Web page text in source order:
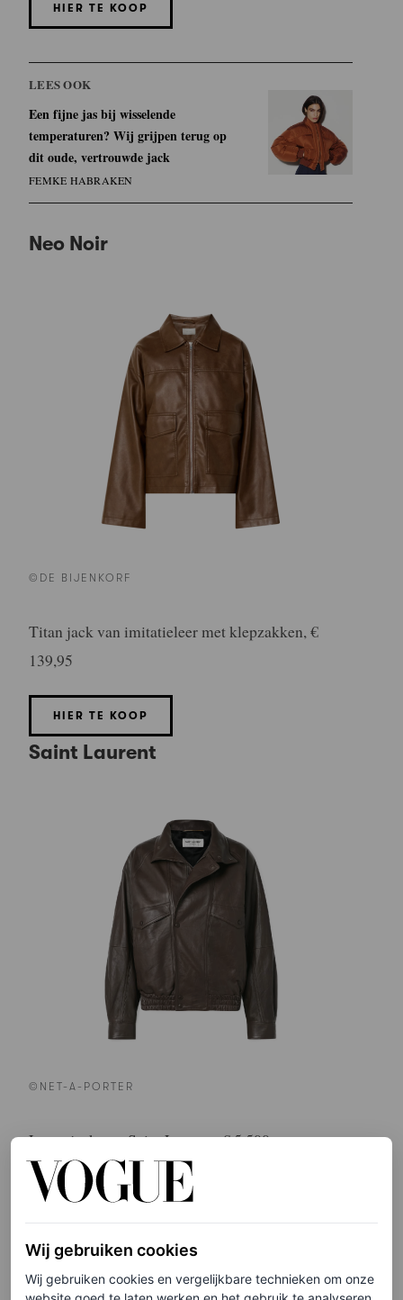
HIER TE KOOP
LEES OOK
Een fijne jas bij wisselende
temperaturen? Wij grijpen terug op
dit oude, vertrouwde jack
FEMKE HABRAKEN
Neo Noir
©DE BIJENKORF
Titan jack van imitatieleer met klepzakken, €
139,95
HIER TE KOOP
Saint Laurent
©NET-A-PORTER
Leren jack van Saint Laurent, € 5.500
HIER TE KOOP
Wij gebruiken cookies
Wij gebruiken cookies en vergelijkbare technieken om onze